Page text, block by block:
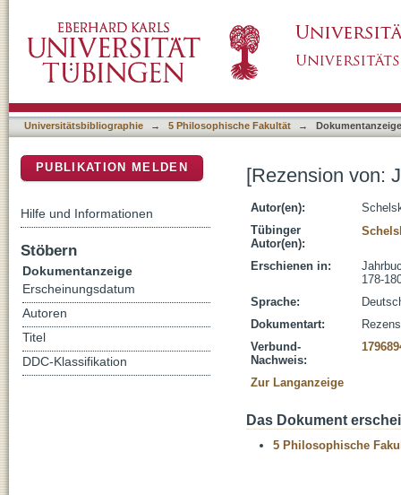
Universitätsbibliographie → 5 Philosophische Fakultät → Dokumentanzeige
[Rezension von:
Autor(en):
Tübinger
Autor(en):
Erschienen in:
178-
Sprache:
Dokumentart:
Verbund-
Nachweis:
Zur Langanzeige
Das Dokument
5 Philosophische
PUBLIKATION MELDEN
Hilfe und Informationen
Stöbern
Dokumentanzeige
Erscheinungsdatum
Autoren
Titel
DDC-Klassifikation